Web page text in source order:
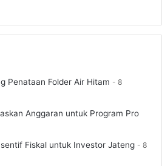
Penataan Folder Air Hitam
8
Anggaran untuk Program Pro
Fiskal untuk Investor Jateng
8